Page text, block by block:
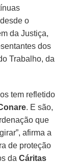
o
da Justiça,
dos
Trabalho, da
tem refletido
. E são,
que
afirma a
de proteção
daCáritas